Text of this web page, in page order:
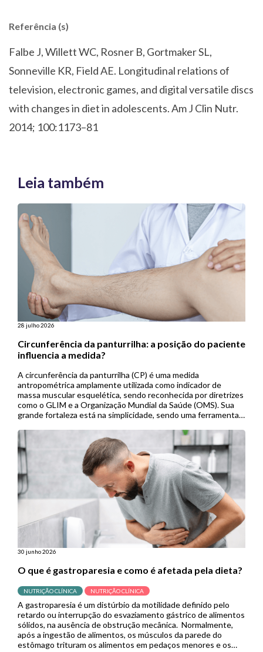
Referência (s)
Falbe J, Willett WC, Rosner B, Gortmaker SL,
Sonneville KR, Field AE. Longitudinal relations of
television, electronic games, and digital versatile discs
with changes in diet in adolescents. Am J Clin Nutr.
2014; 100:1173–81
Leia também
28 julho 2026
Circunferência da panturrilha: a posição do paciente
influencia a medida?
A circunferência da panturrilha (CP) é uma medida
antropométrica amplamente utilizada como indicador de
massa muscular esquelética, sendo reconhecida por diretrizes
como o GLIM e a Organização Mundial da Saúde (OMS). Sua
grande fortaleza está na simplicidade, sendo uma ferramenta
útil em contextos de menor […]
30 junho 2026
O que é gastroparesia e como é afetada pela dieta?
NUTRIÇÃO CLÍNICA NUTRIÇÃO CLÍNICA
A gastroparesia é um distúrbio da motilidade definido pelo
retardo ou interrupção do esvaziamento gástrico de alimentos
sólidos, na ausência de obstrução mecânica. Normalmente,
após a ingestão de alimentos, os músculos da parede do
estômago trituram os alimentos em pedaços menores e os